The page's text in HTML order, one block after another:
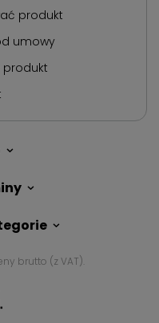
produkt
umowy
produkt
brutto (z VAT).